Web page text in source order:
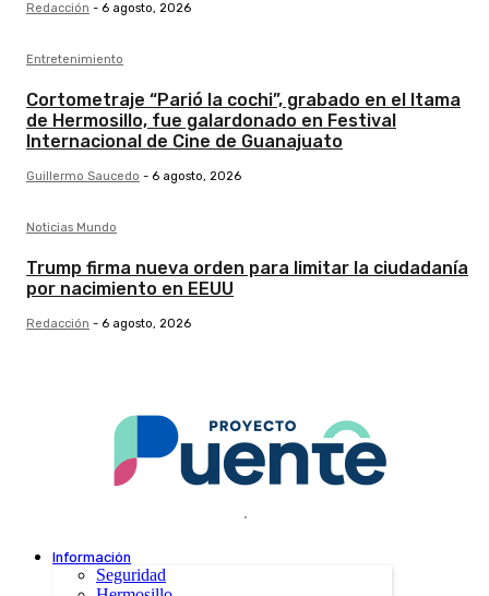
Redacción - 6 agosto, 2026
Entretenimiento
Cortometraje “Parió la cochi”, grabado en el Itama
de Hermosillo, fue galardonado en Festival
Internacional de Cine de Guanajuato
Guillermo Saucedo - 6 agosto, 2026
Noticias Mundo
Trump firma nueva orden para limitar la ciudadanía
por nacimiento en EEUU
Redacción - 6 agosto, 2026
.
Información
Seguridad